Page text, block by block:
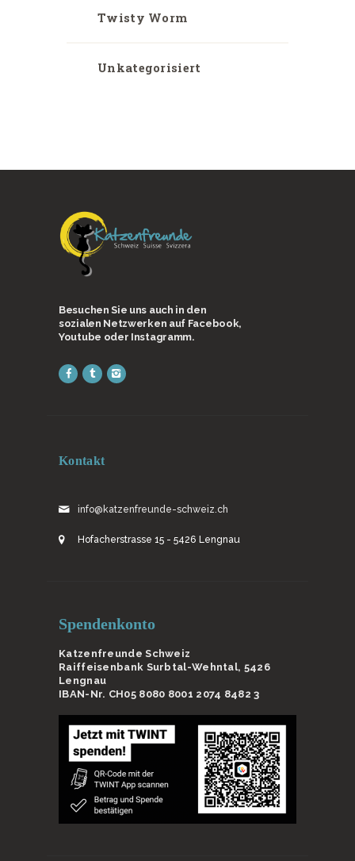
Twisty Worm
Unkategorisiert
Besuchen Sie uns auch in den
sozialen Netzwerken auf Facebook,
Youtube oder Instagramm.
Kontakt
info@katzenfreunde-schweiz.ch
Hofacherstrasse 15 - 5426 Lengnau
Spendenkonto
Katzenfreunde Schweiz
Raiffeisenbank Surbtal-Wehntal, 5426
Lengnau
IBAN-Nr. CH05 8080 8001 2074 8482 3